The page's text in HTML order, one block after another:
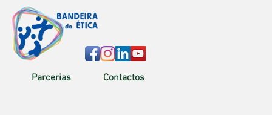
Parcerias Contactos